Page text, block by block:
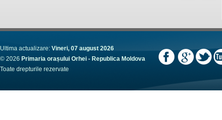
Ultima actualizare: Vineri, 07 august 2026
© 2026 Primaria orașului Orhei - Republica Moldova
Toate drepturile rezervate